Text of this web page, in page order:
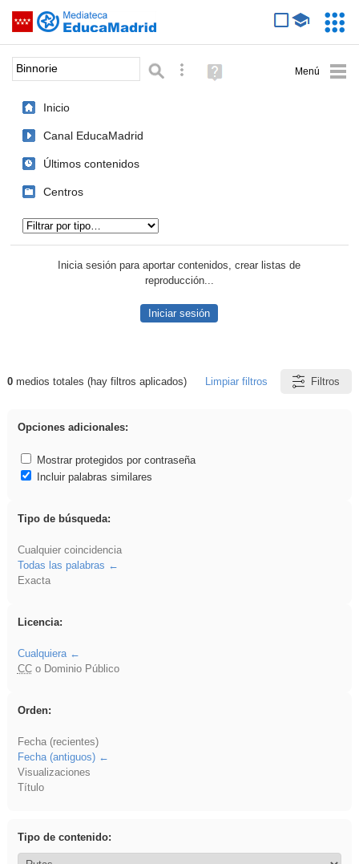
Saltar navegación
Palabra o frase: Búsqueda avanzada
Ayuda
(en
Inicio
Canal EducaMadrid
Últimos contenidos
Centros
Inicia sesión para aportar contenidos, crear listas de
reproducción...
Iniciar sesión
Resultados de: Binnorie
0medios totales (hay filtros aplicados) Limpiar filtros Filtros
Opciones adicionales:
Mostrar protegidos por contraseña
Incluir palabras similares
Tipo de búsqueda:
Cualquier coincidencia
Todas las palabras
Exacta
Licencia:
Cualquiera
CCo Dominio Público
Orden:
Fecha (recientes)
Fecha (antiguos)
Visualizaciones
Título
Tipo de contenido: